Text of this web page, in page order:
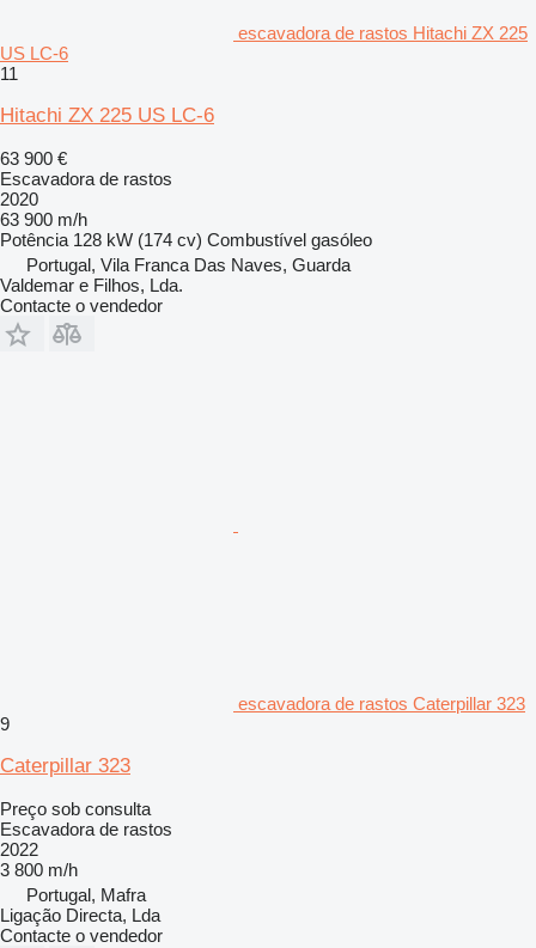
escavadora de rastos Hitachi ZX 225
US LC-6
11
Hitachi ZX 225 US LC-6
63 900 €
Escavadora de rastos
2020
63 900 m/h
Potência 128 kW (174 cv) Combustível gasóleo
Portugal, Vila Franca Das Naves, Guarda
Valdemar e Filhos, Lda.
Contacte o vendedor
escavadora de rastos Caterpillar 323
9
Caterpillar 323
Preço sob consulta
Escavadora de rastos
2022
3 800 m/h
Portugal, Mafra
Ligação Directa, Lda
Contacte o vendedor